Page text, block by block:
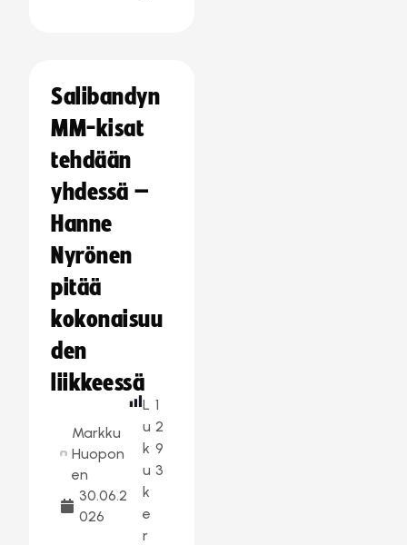
Salibandyn
MM-kisat
tehdään
yhdessä –
Hanne
Nyrönen
pitää
kokonaisuu
den
liikkeessä
Markku
Huopon
en
30.06.2
026
L
u
k
u
k
e
r
1
2
9
3